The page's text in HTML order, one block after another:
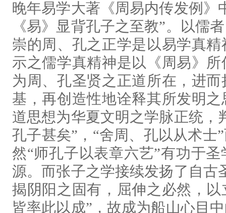
晚年易学大著《周易内传发例》
《易》显背孔子之至教”。以儒
崇的周、孔之正学是以易学真
示之儒学真精神是以《周易》
为周、孔圣贤之正道所在，进
基，再创造性地诠释其所发明
道思想为华夏文明之学脉正统，
孔子甚矣”，“舍周、孔以从术士
然“师孔子以表章六艺”有功于
源。而张子之学接续发扬了自古
揭阴阳之固有，屈伸之必然，
皆率此以成”，故成为船山心目